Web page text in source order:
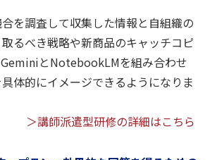
を調査して収集した情報と自組織の
るべき戦略や新商品のキャッチコピ
とNotebookLMを組み合わせ
体的にイメージできるようになりま
＞講師派遣型研修の詳細はこちら